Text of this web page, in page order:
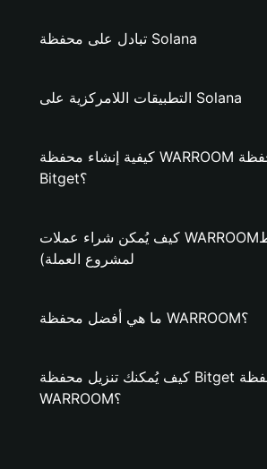
تبادل على محفظة Solana
التطبيقات اللامركزية على Solana
كيفية إنشاء محفظة WARROOM على محفظة
Bitget؟
كيف يُمكن شراء عملات WARROOM؟ (فقط
لمشروع العملة)
ما هي أفضل محفظة WARROOM؟
كيف يُمكنك تنزيل محفظة Bitget وإنشاء محفظة
WARROOM؟